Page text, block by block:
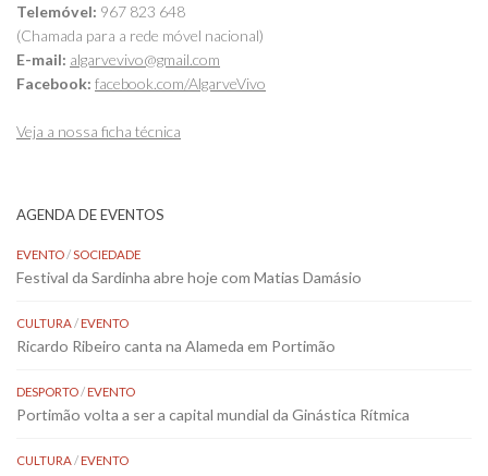
Telemóvel: 967 823 648
(Chamada para a rede móvel nacional)
E-mail: algarvevivo@gmail.com
Facebook: facebook.com/AlgarveVivo
Veja a nossa ficha técnica
AGENDA DE EVENTOS
EVENTO/SOCIEDADE
Festival da Sardinha abre hoje com Matias Damásio
CULTURA/EVENTO
Ricardo Ribeiro canta na Alameda em Portimão
DESPORTO/EVENTO
Portimão volta a ser a capital mundial da Ginástica Rítmica
CULTURA/EVENTO